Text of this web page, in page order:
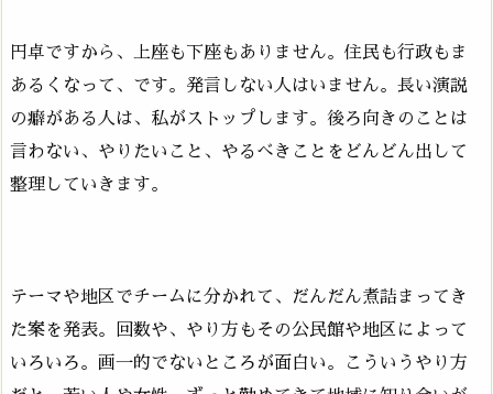
円卓ですから、上座も下座もありません。住民も行政もま
あるくなって、です。発言しない人はいません。長い演説
の癖がある人は、私がストップします。後ろ向きのことは
言わない、やりたいこと、やるべきことをどんどん出して
整理していきます。
テーマや地区でチームに分かれて、だんだん煮詰まってき
た案を発表。回数や、やり方もその公民館や地区によって
いろいろ。画一的でないところが面白い。こういうやり方